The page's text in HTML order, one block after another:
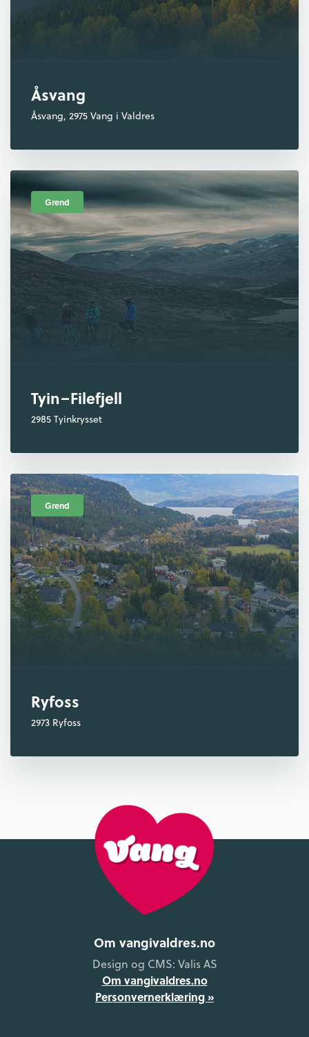
Åsvang
Åsvang, 2975 Vang i Valdres
Grend
Tyin–Filefjell
2985 Tyinkrysset
Grend
Ryfoss
2973 Ryfoss
Om vangivaldres.no
Design og CMS: Valis AS
Om vangivaldres.no
Personvernerklæring »